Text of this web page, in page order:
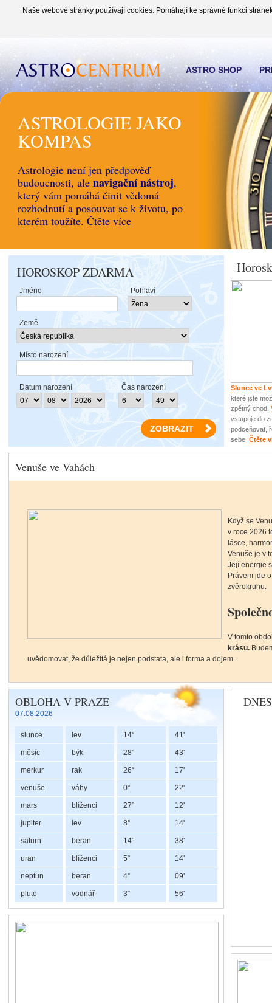
Naše webové stránky používají cookies. Pomáhají ke správné funkci
ASTROLOGIE JAKO
KOMPAS
Astrologie není jen předpověď
budoucnosti, ale navigační nástroj,
který vám pomáhá činit vědomá
rozhodnutí a posouvat se k životu, po
kterém toužíte. Čtěte více
HOROSKOP ZDARMA
Jméno Pohlaví
Země
Místo narození
Datum narození Čas narození
Slunce ve
které jste
zpětný chod.
vstupuje do
podceňovat,
sebe Čtěte
Venuše ve Vahách
Když se
v roce 2026
lásce,
Venuše je v
Její energie
Právem jde
zvěrokruhu.
V tomto
krásu.
uvědomovat, že důležitá je nejen podstata, ale i forma a dojem.
Lunární uzly a duchovní náprava
Retrográdní Chiron v Býku a Beranu
OBLOHA V PRAZE
07.08.2026
slunce lev 14° 41'
měsíc býk 28° 43'
merkur rak 26° 17'
venuše váhy 0° 22'
mars blíženci 27° 12'
jupiter lev 8° 14'
saturn beran 14° 38'
uran blíženci 5° 14'
neptun beran 4° 09'
pluto vodnář 3° 56'
ASTRO SHOP